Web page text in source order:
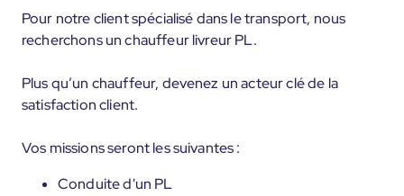
Pour notre client spécialisé dans le transport, nous
recherchons un chauffeur livreur PL.
Plus qu’un chauffeur, devenez un acteur clé de la
satisfaction client.
Vos missions seront les suivantes :
Conduite d'un PL